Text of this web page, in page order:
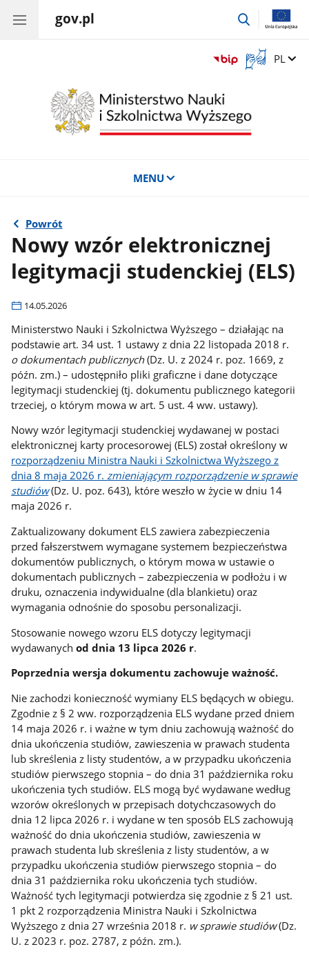
gov.pl
przejdź
Otwórz
okno
języka
migowego
Zmień
PL
MENU
Powrót
Nowy wzór elektronicznej
legitymacji studenckiej (ELS)
14.05.2026
Ministerstwo Nauki i Szkolnictwa Wyższego – działając na
podstawie art. 34 ust. 1 ustawy z dnia 22 listopada 2018 r.
o dokumentach publicznych(Dz. U. z 2024 r. poz. 1669, z
późn. zm.) – udostępniło pliki graficzne i dane dotyczące
legitymacji studenckiej (tj. dokumentu publicznego kategorii
trzeciej, o którym mowa w art. 5 ust. 4 ww. ustawy).
Nowy wzór legitymacji studenckiej wydawanej w postaci
elektronicznej karty procesorowej (ELS) został określony w
rozporządzeniu Ministra Nauki i Szkolnictwa Wyższego z
dnia 8 maja 2026 r.zmieniającym rozporządzenie w sprawie
studiów(Dz. U. poz. 643), które weszło w życie w dniu 14
maja 2026 r.
Zaktualizowany dokument ELS zawiera zabezpieczenia
przed fałszerstwem wymagane systemem bezpieczeństwa
dokumentów publicznych, o którym mowa w ustawie o
dokumentach publicznych – zabezpieczenia w podłożu i w
druku, oznaczenia indywidualne (dla blankietu) oraz
wymagania odnośnie do sposobu personalizacji.
Stosowanie nowego wzoru ELS dotyczy legitymacji
wydawanychod dnia 13 lipca 2026 r.
Poprzednia wersja dokumentu zachowuje ważność.
Nie zachodzi konieczność wymiany ELS będących w obiegu.
Zgodnie z § 2 ww. rozporządzenia ELS wydane przed dniem
14 maja 2026 r. i ważne w tym dniu zachowują ważność do
dnia ukończenia studiów, zawieszenia w prawach studenta
lub skreślenia z listy studentów, a w przypadku ukończenia
studiów pierwszego stopnia – do dnia 31 października roku
ukończenia tych studiów. ELS mogą być wydawane według
wzorów określonych w przepisach dotychczasowych do
dnia 12 lipca 2026 r. i wydane w ten sposób ELS zachowują
ważność do dnia ukończenia studiów, zawieszenia w
prawach studenta lub skreślenia z listy studentów, a w
przypadku ukończenia studiów pierwszego stopnia – do
dnia 31 października roku ukończenia tych studiów.
Ważność tych legitymacji potwierdza się zgodnie z § 21 ust.
1 pkt 2 rozporządzenia Ministra Nauki i Szkolnictwa
Wyższego z dnia 27 września 2018 r. w sprawie studiów(Dz.
U. z 2023 r. poz. 2787, z późn. zm.).